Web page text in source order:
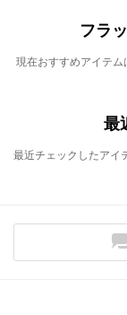
フラ
現在おすすめアイテム
最
最近チェックしたアイ